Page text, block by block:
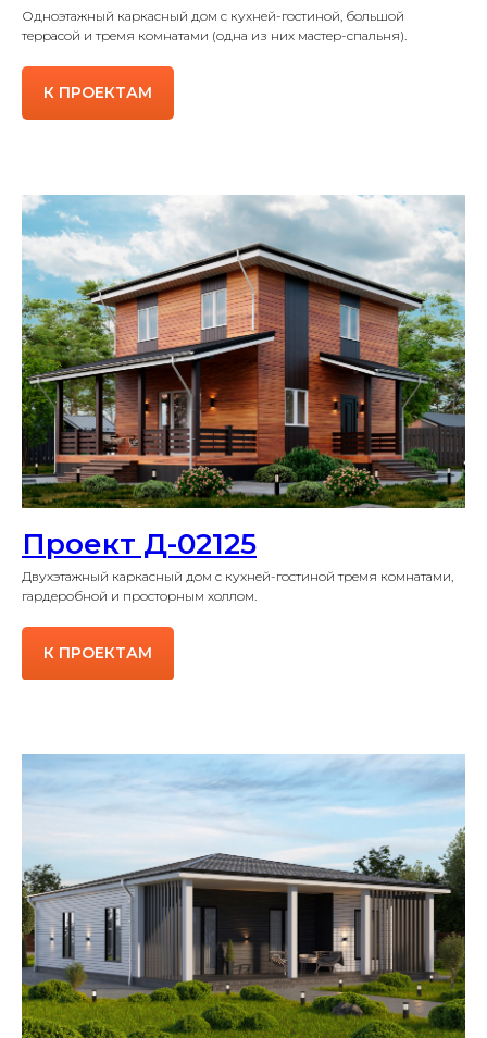
Одноэтажный каркасный дом с кухней-гостиной, большой
террасой и тремя комнатами (одна из них мастер-спальня).
К ПРОЕКТАМ
Проект Д-02125
Двухэтажный каркасный дом с кухней-гостиной тремя комнатами,
гардеробной и просторным холлом.
К ПРОЕКТАМ